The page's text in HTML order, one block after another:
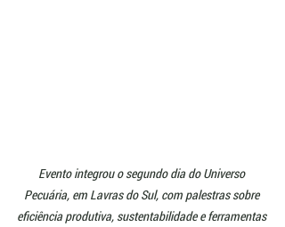
Evento integrou o segundo dia do Universo
Pecuária, em Lavras do Sul, com palestras sobre
eficiência produtiva, sustentabilidade e ferramentas